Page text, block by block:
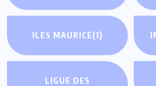
ILES MAURICE(1)
LIGUE DES